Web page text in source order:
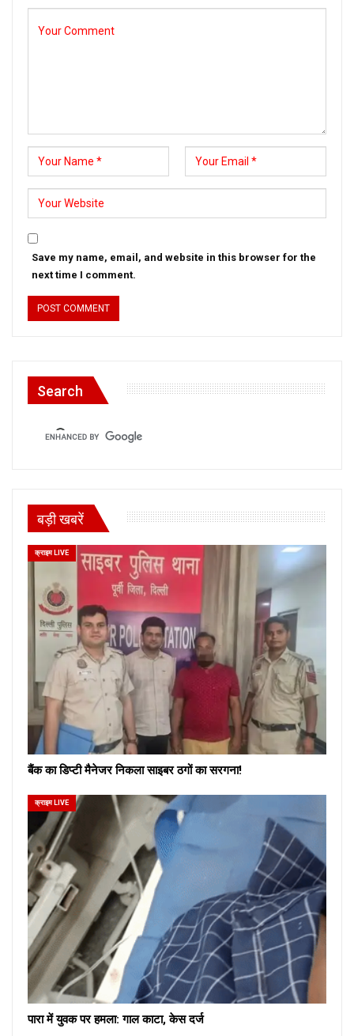
Save my name, email, and website in this browser for the
next time I comment.
Search
बड़ी खबरें
क्राइम LIVE
बैंक का डिप्टी मैनेजर निकला साइबर ठगों का सरगना!
क्राइम LIVE
पारा में युवक पर हमला: गाल काटा, केस दर्ज